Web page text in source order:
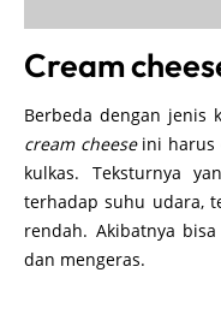
Cream
Berbeda dengan jenis
cream cheeseini harus
kulkas. Teksturnya
terhadap suhu udara,
rendah. Akibatnya
dan mengeras.